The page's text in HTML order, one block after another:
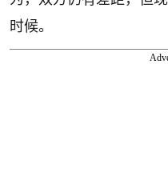
时候。